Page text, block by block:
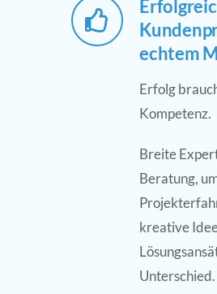
echtem
Erfolg
Kompetenz.
Breite
Beratung,
kreative
Unterschied.